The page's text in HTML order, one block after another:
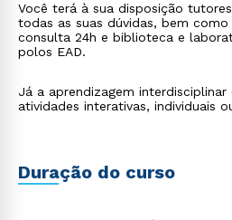
Você terá à sua disposição
todas as suas dúvidas, bem
consulta 24h e biblioteca e
polos EAD.
Já a aprendizagem
atividades interativas, individuais
Duração do curso